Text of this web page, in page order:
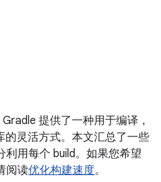
提供了一种用于编译，
的灵活方式。本文汇总了一些
用每个 build。如果您希望
阅读优化构建速度。